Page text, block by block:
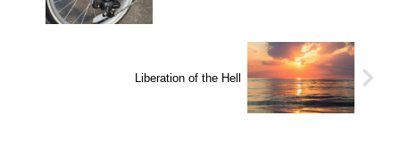
Liberation of the Hell